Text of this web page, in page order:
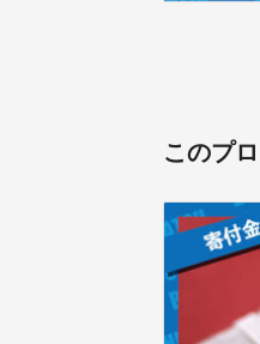
このプ